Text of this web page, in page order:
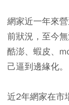
網家近一年來
前狀況，至今
酷澎、蝦皮、
己逼到邊緣化。
近2年網家在市